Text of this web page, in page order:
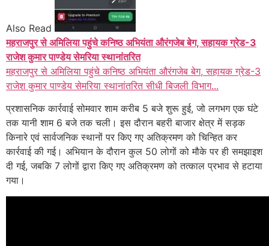
Also Read
महराजपुर से अमिलिया पहुंचे कनिष्ठ अभियंता औरंगजेब बेग, सहायक ग्रेड-3
राजेश कुमार पाण्डेय सेमरिया स्थानांतरित
महराजपुर से अमिलिया पहुंचे कनिष्ठ अभियंता औरंगजेब बेग, सहायक ग्रेड-3
राजेश कुमार पाण्डेय सेमरिया स्थानांतरित सीधी बिजली विभाग...
प्रशासनिक कार्रवाई सोमवार शाम करीब 5 बजे शुरू हुई, जो लगभग एक घंटे
तक यानी शाम 6 बजे तक चली। इस दौरान बहरी बाजार क्षेत्र में सड़क
किनारे एवं सार्वजनिक स्थानों पर किए गए अतिक्रमण को चिन्हित कर
कार्रवाई की गई। अभियान के दौरान कुल 50 लोगों को मौके पर ही समझाइश
दी गई, जबकि 7 लोगों द्वारा किए गए अतिक्रमण को तत्काल प्रभाव से हटाया
गया।